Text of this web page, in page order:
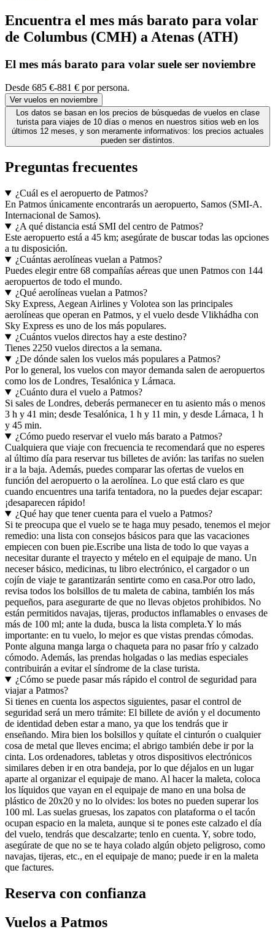
Encuentra el mes más barato para volar
de Columbus (CMH) a Atenas (ATH)
El mes más barato para volar suele ser noviembre
Desde 685 €-881 € por persona.
Ver vuelos en noviembre
Los datos se basan en los precios de búsquedas de vuelos en clase
turista para viajes de 10 días o menos en nuestros sitios web en los
últimos 12 meses, y son meramente informativos: los precios actuales
pueden ser distintos.
Preguntas frecuentes
¿Cuál es el aeropuerto de Patmos?
En Patmos únicamente encontrarás un aeropuerto, Samos (SMI-A.
Internacional de Samos).
¿A qué distancia está SMI del centro de Patmos?
Este aeropuerto está a 45 km; asegúrate de buscar todas las opciones
a tu disposición.
¿Cuántas aerolíneas vuelan a Patmos?
Puedes elegir entre 68 compañías aéreas que unen Patmos con 144
aeropuertos de todo el mundo.
¿Qué aerolíneas vuelan a Patmos?
Sky Express, Aegean Airlines y Volotea son las principales
aerolíneas que operan en Patmos, y el vuelo desde Vlikhádha con
Sky Express es uno de los más populares.
¿Cuántos vuelos directos hay a este destino?
Tienes 2250 vuelos directos a la semana.
¿De dónde salen los vuelos más populares a Patmos?
Por lo general, los vuelos con mayor demanda salen de aeropuertos
como los de Londres, Tesalónica y Lárnaca.
¿Cuánto dura el vuelo a Patmos?
Si sales de Londres, deberás permanecer en tu asiento más o menos
3 h y 41 min; desde Tesalónica, 1 h y 11 min, y desde Lárnaca, 1 h
y 45 min.
¿Cómo puedo reservar el vuelo más barato a Patmos?
Cualquiera que viaje con frecuencia te recomendará que no esperes
al último día para reservar tus billetes de avión: las tarifas no suelen
ir a la baja. Además, puedes comparar las ofertas de vuelos en
función del aeropuerto o la aerolínea. Lo que está claro es que
cuando encuentres una tarifa tentadora, no la puedes dejar escapar:
¡desaparecen rápido!
¿Qué hay que tener cuenta para el vuelo a Patmos?
Si te preocupa que el vuelo se te haga muy pesado, tenemos el mejor
remedio: una lista con consejos básicos para que las vacaciones
empiecen con buen pie.Escribe una lista de todo lo que vayas a
necesitar durante el trayecto y mételo en el equipaje de mano. Un
neceser básico, medicinas, tu libro electrónico, el cargador o un
cojín de viaje te garantizarán sentirte como en casa.Por otro lado,
revisa todos los bolsillos de tu maleta de cabina, también los más
pequeños, para asegurarte de que no llevas objetos prohibidos. No
están permitidos navajas, tijeras, productos inflamables o envases de
más de 100 ml; ante la duda, busca la lista completa.Y lo más
importante: en tu vuelo, lo mejor es que vistas prendas cómodas.
Ponte alguna manga larga o chaqueta para no pasar frío y calzado
cómodo. Además, las prendas holgadas o las medias especiales
contribuirán a evitar el síndrome de la clase turista.
¿Cómo se puede pasar más rápido el control de seguridad para
viajar a Patmos?
Si tienes en cuenta los aspectos siguientes, pasar el control de
seguridad será un mero trámite: El billete de avión y el documento
de identidad deben estar a mano, ya que los tendrás que ir
enseñando. Mira bien los bolsillos y quítate el cinturón o cualquier
cosa de metal que lleves encima; el abrigo también debe ir por la
cinta. Los ordenadores, tabletas y otros dispositivos electrónicos
similares deben ir en otra bandeja, por lo que déjalos en un lugar
aparte al organizar el equipaje de mano. Al hacer la maleta, coloca
los líquidos que vayan en el equipaje de mano en una bolsa de
plástico de 20x20 y no lo olvides: los botes no pueden superar los
100 ml. Las suelas gruesas, los zapatos con plataforma o el tacón
ocupan espacio en la maleta, aunque si te pones este calzado el día
del vuelo, tendrás que descalzarte; tenlo en cuenta. Y, sobre todo,
asegúrate de que no se te haya colado algún objeto peligroso, como
navajas, tijeras, etc., en el equipaje de mano; puede ir en la maleta
que factures.
Reserva con confianza
Vuelos a Patmos